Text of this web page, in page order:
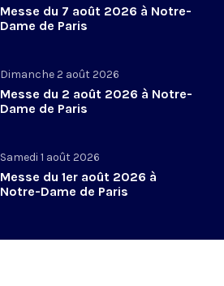
Messe du 7 août 2026 à Notre-
Dame de Paris
Dimanche 2 août 2026
Messe du 2 août 2026 à Notre-
Dame de Paris
Samedi 1 août 2026
Messe du 1er août 2026 à
Notre-Dame de Paris